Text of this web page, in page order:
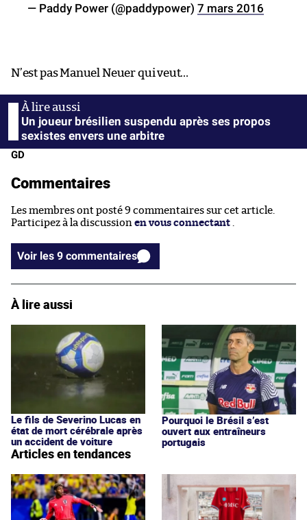
— Paddy Power (@paddypower) 7 mars 2016
N’est pas Manuel Neuer qui veut…
Un joueur brésilien suspendu après ses propos
sexistes envers une arbitre
GD
Commentaires
Les membres ont posté 9 commentaires sur cet article.
Participez à la discussion en vous connectant
Voir les 9 commentaires
À lire aussi
Le fils de Severino Lucas en
état de mort cérébrale après
un accident de voiture
Pourquoi le Brésil s’est
ouvert aux entraîneurs
portugais
Articles en tendances